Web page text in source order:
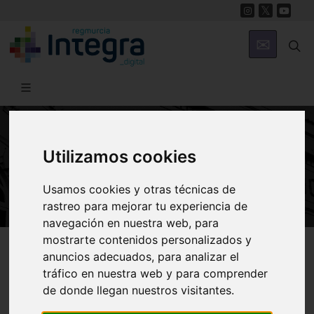
Utilizamos cookies
Usamos cookies y otras técnicas de
rastreo para mejorar tu experiencia de
navegación en nuestra web, para
mostrarte contenidos personalizados y
anuncios adecuados, para analizar el
tráfico en nuestra web y para comprender
de donde llegan nuestros visitantes.
ARTE Y CULTURA
Región de Murcia Digital Arte y Cultura Teatro